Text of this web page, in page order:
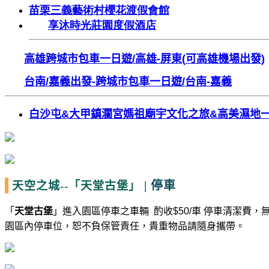
苗栗三義藝術村櫻花渡假會館
享沐時光莊園度假酒店
高雄跨城市包車一日遊/高雄-屏東(可高雄機場出發)
台南/嘉義出發-跨城市包車一日遊/台南-嘉義
白沙屯&大甲鎮瀾宮媽祖廟宇文化之旅&高美濕地
天空之城-- 「天堂古堡」 | 停車
「 天堂古堡 」進入園區停車之車輛 酌收$50/車 停車清潔費，
園區內停車位，恕不負保管責任，貴重物品請隨身攜帶。